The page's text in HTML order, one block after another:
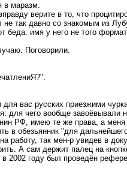
в маразм.
верите в то, что
не так давно со знакомым из
беда: имя у него не того
Поговорили.
вас русских приезжими
для чего вообще завоёвывали
РФ, имею те же права, а
в обезьянник "для
работу, так мен-р увидев в
А сам держит палец на
в 2002 году был проведён